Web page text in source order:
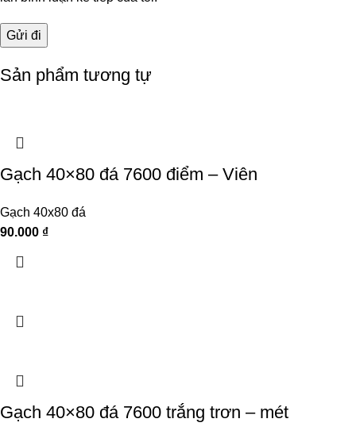
Sản phẩm tương tự
Gạch 40×80 đá 7600 điểm – Viên
Gạch 40x80 đá
90.000 ₫
Gạch 40×80 đá 7600 trắng trơn – mét